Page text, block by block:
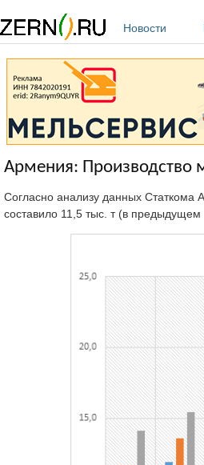
Новости
Армения: Производство
Согласно анализу данных Статкома
составило 11,5 тыс. т (в предыдущем